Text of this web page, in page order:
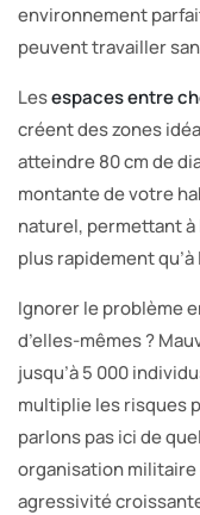
environnement
peuvent travailler
Lesespaces entre
créent des zones
atteindre 80 cm de
montante de votre
naturel, permettant
plus rapidement qu’à
Ignorer le problème
d’elles-mêmes ?
jusqu’à 5 000
multiplie les risques
parlons pas ici de
organisation
agressivité